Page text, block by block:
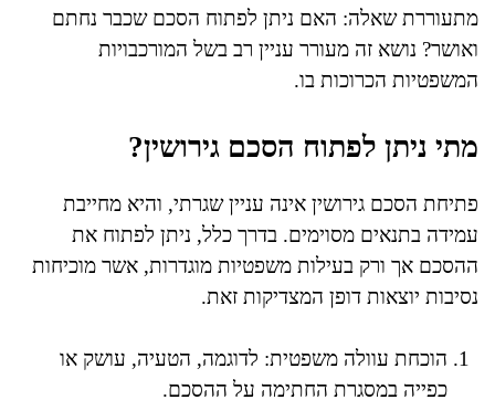
מתעוררת שאלה: האם ניתן לפתוח הסכם שכבר נחתם
ואושר? נושא זה מעורר עניין רב בשל המורכבויות
המשפטיות הכרוכות בו.
מתי ניתן לפתוח הסכם גירושין?
פתיחת הסכם גירושין אינה עניין שגרתי, והיא מחייבת
עמידה בתנאים מסוימים. בדרך כלל, ניתן לפתוח את
ההסכם אך ורק בעילות משפטיות מוגדרות, אשר מוכיחות
נסיבות יוצאות דופן המצדיקות זאת.
הוכחת עוולה משפטית: לדוגמה, הטעיה, עושק או
כפייה במסגרת החתימה על ההסכם.